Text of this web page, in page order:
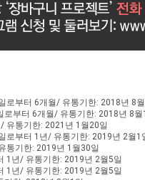
로부터 6개월/ 유통기한: 2018년 8
로부터 6개월/ 유통기한: 2018년 8월
유통기한: 2021년 1월20일
로부터 1년/ 유통기한: 2019년 2월1
통기한: 2019년 1월30일
1년/ 유통기한: 2019년 2월5일
1년/ 유통기한: 2019년 2월5일